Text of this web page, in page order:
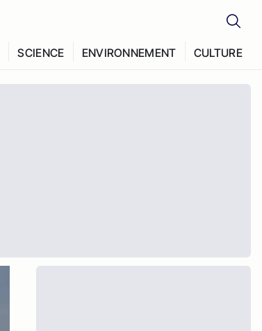
SCIENCE ENVIRONNEMENT CULTURE